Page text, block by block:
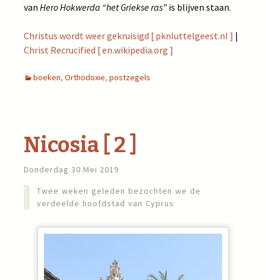
van Hero Hokwerda “het Griekse ras” is blijven staan.
Christus wordt weer gekruisigd [ pknluttelgeest.nl ] |
Christ Recrucified [ en.wikipedia.org ]
boeken, Orthodoxie, postzegels
Nicosia [ 2 ]
Donderdag 30 Mei 2019
Twee weken geleden bezochten we de
verdeelde hoofdstad van Cyprus